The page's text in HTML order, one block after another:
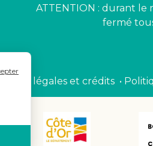
ATTENTION : durant le
fermé
légales et crédits•